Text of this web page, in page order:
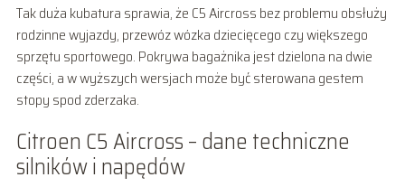
Tak duża kubatura sprawia, że C5 Aircross bez problemu obsłuży
rodzinne wyjazdy, przewóz wózka dziecięcego czy większego
sprzętu sportowego. Pokrywa bagażnika jest dzielona na dwie
części, a w wyższych wersjach może być sterowana gestem
stopy spod zderzaka.
Citroen C5 Aircross – dane techniczne
silników i napędów